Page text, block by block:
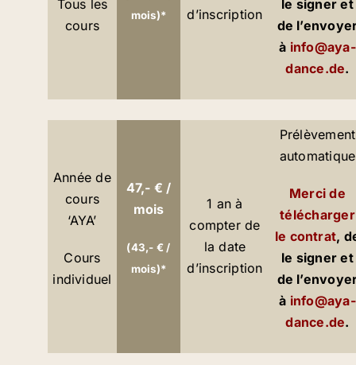
Tous les
cours
mois)*
d’inscription
le signer et
de
à info@aya-
dance.de.
Année de
cours
‘AYA’
Cours
individuel
47,- € /
mois
(43,- € /
mois)*
1 an à
compter de
la date
d’inscription
Prélèvement
automatique
Merci de
télécharger
le contrat,
le signer et
de
à info@aya-
dance.de.